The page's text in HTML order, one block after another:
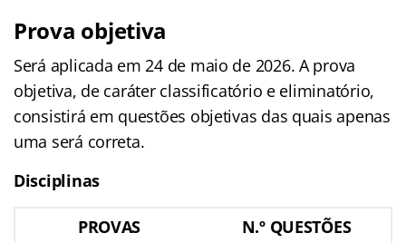
Prova objetiva
Será aplicada em 24 de maio de 2026. A prova
objetiva, de caráter classificatório e eliminatório,
consistirá em questões objetivas das quais apenas
uma será correta.
Disciplinas
PROVAS N.º QUESTÕES